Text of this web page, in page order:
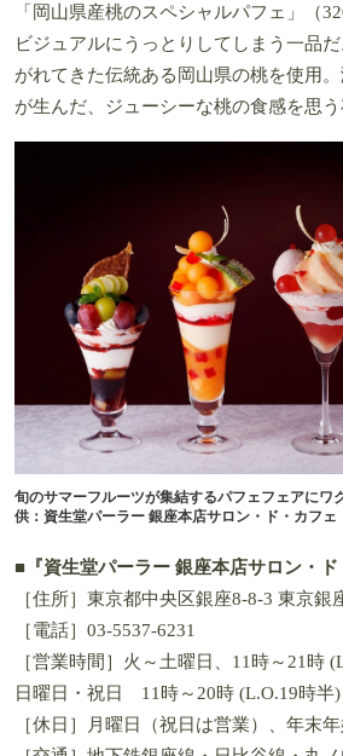
「岡山県産桃のスペシャルパフェ」（
ビジュアルにうっとりしてしまう一品
がれてきた伝統ある岡山県の桃を使用
が生んだ、ジューシーな桃の食感を思う
旬のサマーフルーツが集結するパフェフェアに
供：資生堂パーラー 銀座本店サロン・ド・カフェ
■ 『資生堂パーラー 銀座本店サロン・ド
［住所］東京都中央区銀座8-8-3 東京銀
［電話］03-5537-6231
［営業時間］火～土曜日、11時～21時
日曜日・祝日 11時～20時 (L.O.19時半)
［休日］月曜日（祝日は営業）、年末